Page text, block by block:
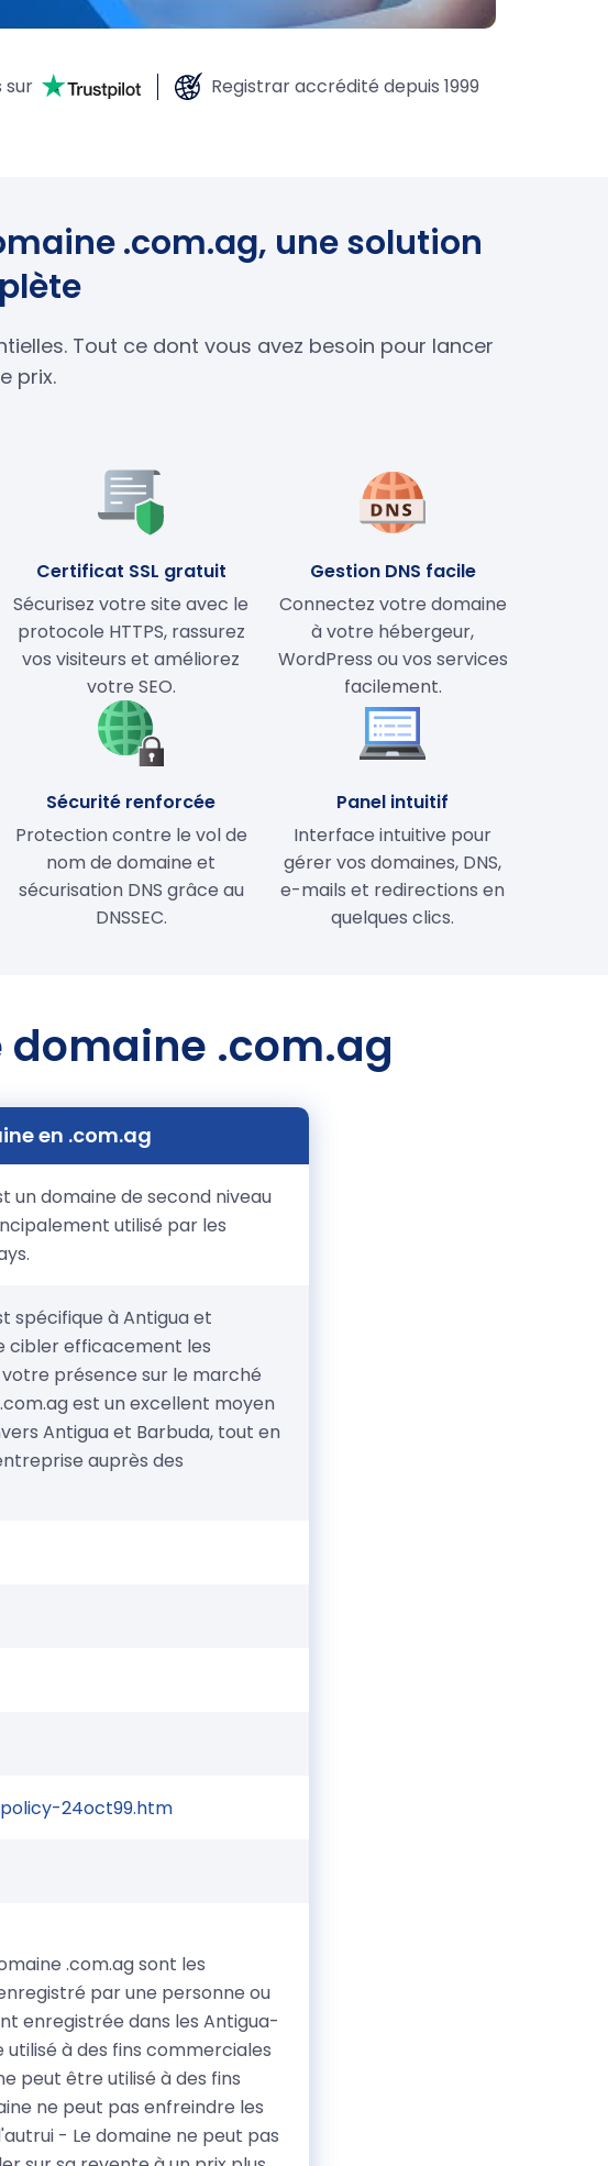
sur Registrar accrédité depuis 1999
.com.ag, une solution
Tout ce dont vous avez besoin pour lancer
prix.
Certificat SSL gratuit
Sécurisez votre site avec le
protocole HTTPS, rassurez
vos visiteurs et améliorez
votre SEO.
Gestion DNS facile
Connectez votre domaine
à votre hébergeur,
WordPress ou vos services
facilement.
Sécurité renforcée
Protection contre le vol de
nom de domaine et
sécurisation DNS grâce au
DNSSEC.
Panel intuitif
Interface intuitive pour
gérer vos domaines, DNS,
e-mails et redirections en
quelques clics.
.com.ag
en .com.ag
un domaine de second niveau
utilisé par les
spécifique à Antigua et
cibler efficacement les
présence sur le marché
est un excellent moyen
Antigua et Barbuda, tout en
auprès des
24oct99.htm
.com.ag sont les
par une personne ou
enregistrée dans les Antigua-
à des fins commerciales
peut être utilisé à des fins
ne peut pas enfreindre les
- Le domaine ne peut pas